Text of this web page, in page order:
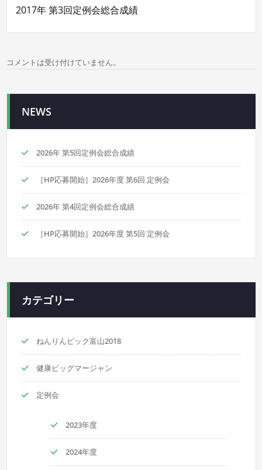
ョ
ン
2017年 第3回定例会総合成績
コメントは受け付けていません。
NEWS
2026年 第5回定例会総合成績
［HP応募開始］2026年度 第6回 定例会
2026年 第4回定例会総合成績
［HP応募開始］2026年度 第5回 定例会
カテゴリー
ねんりんピック富山2018
健康ビッグマージャン
定例会
2023年度
2024年度